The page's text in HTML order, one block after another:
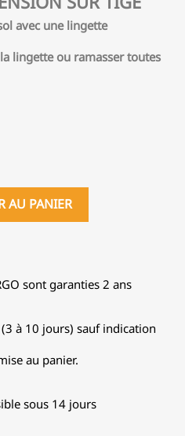
avec une lingette
lingette ou ramasser toutes
AU PANIER
sont garanties 2 ans
à 10 jours) sauf indication
au panier.
sous 14 jours